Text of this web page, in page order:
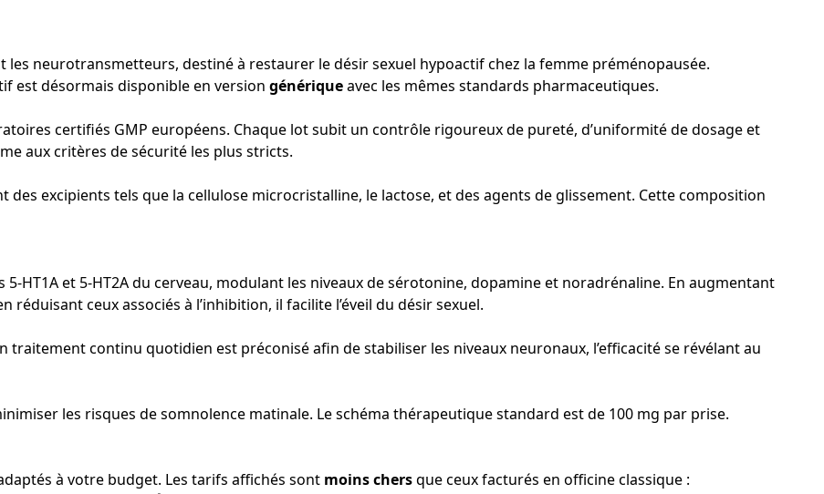
neurotransmetteurs, destiné à restaurer le désir sexuel hypoactif chez la femme préménopausée.
est désormais disponible en version génériqueavec les mêmes standards pharmaceutiques.
certifiés GMP européens. Chaque lot subit un contrôle rigoureux de pureté, d’uniformité de dosage et
aux critères de sécurité les plus stricts.
excipients tels que la cellulose microcristalline, le lactose, et des agents de glissement. Cette composition
HT1A et 5-HT2A du cerveau, modulant les niveaux de sérotonine, dopamine et noradrénaline. En augmentant
ceux associés à l’inhibition, il facilite l’éveil du désir sexuel.
traitement continu quotidien est préconisé afin de stabiliser les niveaux neuronaux, l’efficacité se révélant au
les risques de somnolence matinale. Le schéma thérapeutique standard est de 100 mg par prise.
à votre budget. Les tarifs affichés sont moins chersque ceux facturés en officine classique :